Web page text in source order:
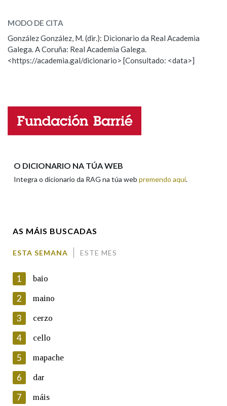
ESCOLLE UNHA OPCIÓN:
Observación Hai un erro na palabra
Propoño mellorar a definición
Nome
En cumprimento da normativa vixente en materia de
Protección de Datos de Carácter Persoal, a Real Academia
Galega informa a aqueles usuarios que faciliten o seu correo
electrónico, así como calquera outra información de carácter
persoal, que estes datos serán obxecto de tratamento
automatizado de carácter confidencial e incorporados aos seus
ficheiros informáticos. Así mesmo, os usuarios poderán exercer o
seu dereito de acceso, rectificación, oposición e cancelación dos
seus datos poñéndose en contacto connosco.
MODO DE CITA
González González, M. (dir.): Dicionario da Real Academia
Galega. A Coruña: Real Academia Galega.
<https://academia.gal/dicionario> [Consultado: <data>]
O DICIONARIO NA TÚA WEB
Integra o dicionario da RAG na túa web premendo aquí.
AS MÁIS BUSCADAS
ESTA SEMANA ESTE MES
1 baio
2 maino
3 cerzo
4 cello
5 mapache
6 dar
7 máis